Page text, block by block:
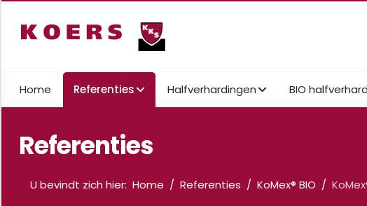
Home Referenties Halfverhardingen BIO
Referenties
U bevindt zich hier: Home Referenties KoMex® BIO